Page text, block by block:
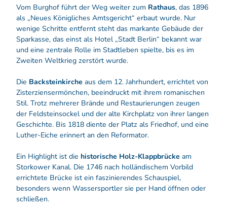
Vom Burghof führt der Weg weiter zum Rathaus, das 1896
als „Neues Königliches Amtsgericht“ erbaut wurde. Nur
wenige Schritte entfernt steht das markante Gebäude der
Sparkasse, das einst als Hotel „Stadt Berlin“ bekannt war
und eine zentrale Rolle im Stadtleben spielte, bis es im
Zweiten Weltkrieg zerstört wurde.
Die Backsteinkirche aus dem 12. Jahrhundert, errichtet von
Zisterziensermönchen, beeindruckt mit ihrem romanischen
Stil. Trotz mehrerer Brände und Restaurierungen zeugen
der Feldsteinsockel und der alte Kirchplatz von ihrer langen
Geschichte. Bis 1818 diente der Platz als Friedhof, und eine
Luther-Eiche erinnert an den Reformator.
Ein Highlight ist die historische Holz-Klappbrücke am
Storkower Kanal. Die 1746 nach holländischem Vorbild
errichtete Brücke ist ein faszinierendes Schauspiel,
besonders wenn Wassersportler sie per Hand öffnen oder
schließen.